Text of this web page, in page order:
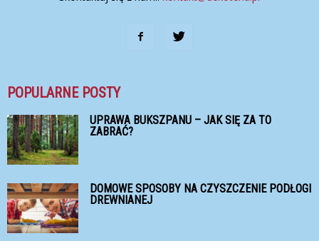
POPULARNE POSTY
UPRAWA BUKSZPANU – JAK SIĘ ZA TO
ZABRAĆ?
DOMOWE SPOSOBY NA CZYSZCZENIE PODŁOGI
DREWNIANEJ